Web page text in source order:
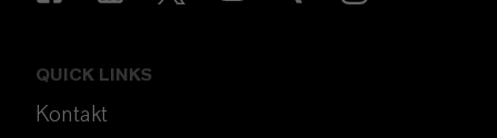
QUICK LINKS
Kontakt